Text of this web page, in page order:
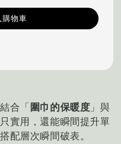
購物車
合「 圍巾的保暖度 」與
只實用，還能瞬間提升單
配層次瞬間破表。